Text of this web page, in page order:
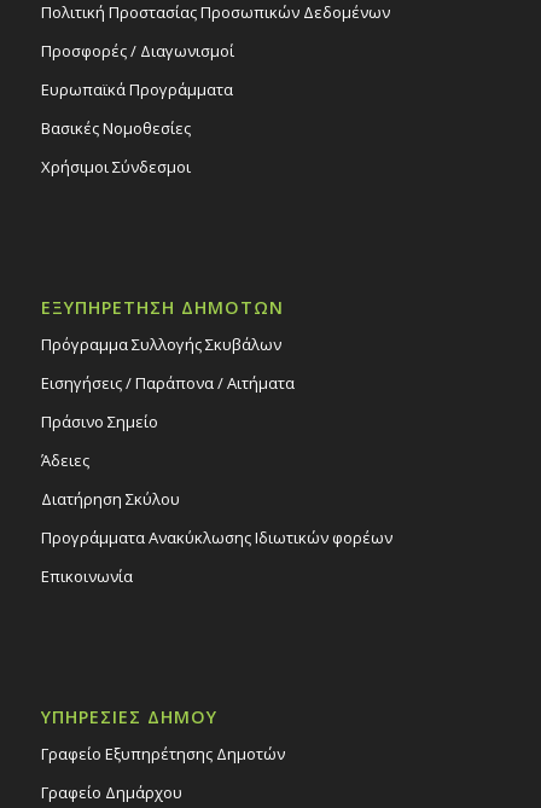
Πολιτική Προστασίας Προσωπικών Δεδομένων
Προσφορές / Διαγωνισμοί
Ευρωπαϊκά Προγράμματα
Βασικές Νομοθεσίες
Χρήσιμοι Σύνδεσμοι
ΕΞΥΠΗΡΕΤΗΣΗ ΔΗΜΟΤΩΝ
Πρόγραμμα Συλλογής Σκυβάλων
Εισηγήσεις / Παράπονα / Αιτήματα
Πράσινο Σημείο
Άδειες
Διατήρηση Σκύλου
Προγράμματα Ανακύκλωσης Ιδιωτικών φορέων
Επικοινωνία
ΥΠΗΡΕΣΙΕΣ ΔΗΜΟΥ
Γραφείο Εξυπηρέτησης Δημοτών
Γραφείο Δημάρχου